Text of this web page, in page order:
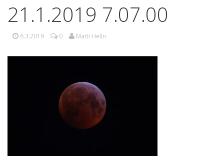
21.1.2019 7.07.00
6.3.2019 0 Matti Helin